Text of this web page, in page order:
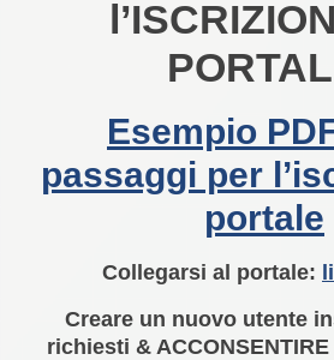
Esempio
passaggi per
portale
Collegarsi al portale:
Creare un nuovo utente
richiesti &